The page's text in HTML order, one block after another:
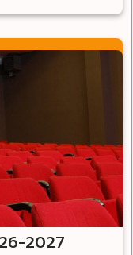
2027